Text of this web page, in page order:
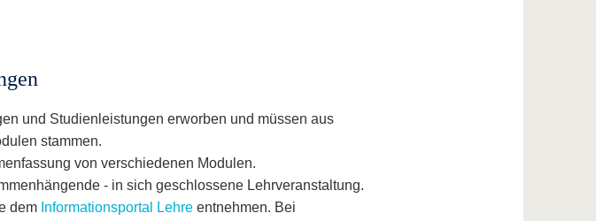
und Studienleistungen erworben und müssen aus
stammen.
von verschiedenen Modulen.
- in sich geschlossene Lehrveranstaltung.
dem Informationsportal Lehre entnehmen. Bei